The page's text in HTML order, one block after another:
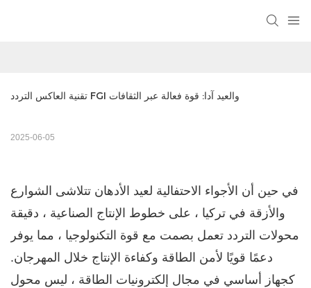
تقنية العاكس التردد FGI والعيد آدا: قوة فعالة عبر الثقافات
2025-06-05
في حين أن الأجواء الاحتفالية لعيد الأدهان تتلاشى الشوارع
والأزقة في تركيا ، على خطوط الإنتاج الصناعية ، دقيقة
محولات التردد تعمل بصمت مع قوة التكنولوجيا ، مما يوفر
دعمًا قويًا لأمن الطاقة وكفاءة الإنتاج خلال المهرجان.
كجهاز أساسي في مجال إلكترونيات الطاقة ، ليس محول